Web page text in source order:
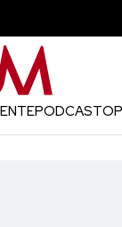
PODCAST